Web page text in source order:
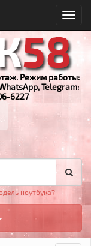
Режим работы:
Telegram:
6227
ноутбука?